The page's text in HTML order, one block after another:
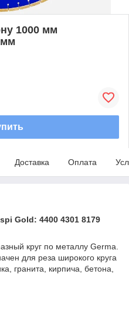
1000 мм
Доставка Оплата
Gold: 4400 4301 8179
круг по металлу Germa.
для реза широкого круга
гранита, кирпича, бетона,